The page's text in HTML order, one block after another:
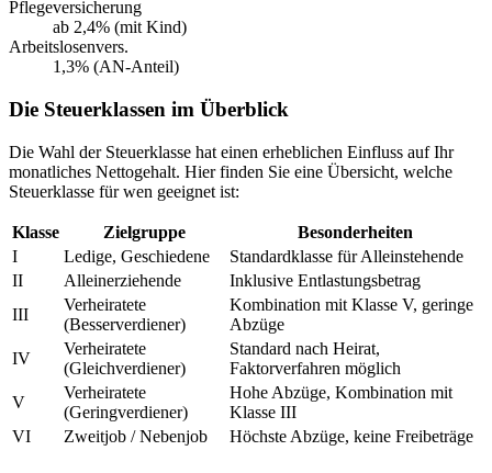
Pflegeversicherung
ab 2,4% (mit Kind)
Arbeitslosenvers.
1,3% (AN-Anteil)
Die Steuerklassen im Überblick
Die Wahl der Steuerklasse hat einen erheblichen Einfluss auf Ihr
monatliches Nettogehalt. Hier finden Sie eine Übersicht, welche
Steuerklasse für wen geeignet ist:
Klasse Zielgruppe
Besonderheiten
I
Ledige, Geschiedene
Standardklasse für Alleinstehende
II
Alleinerziehende
Inklusive Entlastungsbetrag
III
Verheiratete
(Besserverdiener)
Kombination mit Klasse V, geringe
Abzüge
IV
Verheiratete
(Gleichverdiener)
Standard nach Heirat,
Faktorverfahren möglich
V
Verheiratete
(Geringverdiener)
Hohe Abzüge, Kombination mit
Klasse III
VI
Zweitjob / Nebenjob Höchste Abzüge, keine Freibeträge